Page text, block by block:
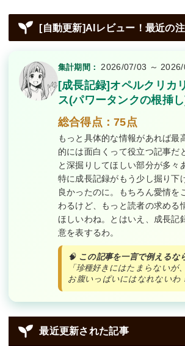
[自動更新]AIレビュー！最近の
集計期間： 2026/07/03 ～
[成長記録]オペルクリカ
ス(パワータンクの根挿
総合得点：75点
もっと具体的な情報があれば最
的には面白くって役立つ記事だ
と深掘りしてほしい部分が多々
特に成長記録がもう少し掘り下
良かったのに。もちろん愛情を
わるけど、もっと読者の求める
ほしいわね。とはいえ、成長記
意を表するわ。
🧠 この記事を一言で例えるな
「珍種好きにはたまらないが
お腹いっぱいにはなれないわ
最近更新された記事